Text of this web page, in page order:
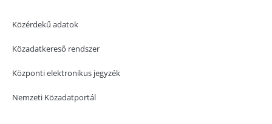
Közérdekű adatok
Közadatkereső rendszer
Központi elektronikus jegyzék
Nemzeti Közadatportál